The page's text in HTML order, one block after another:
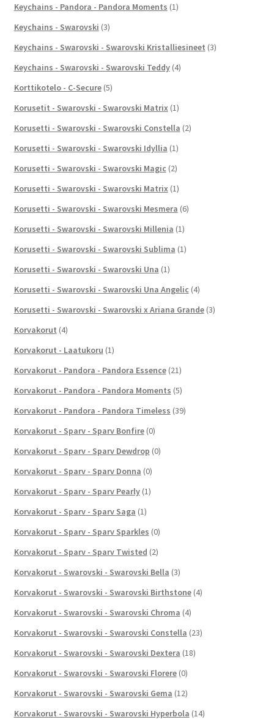
Keychains - Pandora - Pandora Moments (1)
Keychains - Swarovski (3)
Keychains - Swarovski - Swarovski Kristalliesineet (3)
Keychains - Swarovski - Swarovski Teddy (4)
Korttikotelo - C-Secure (5)
Korusetit - Swarovski - Swarovski Matrix (1)
Korusetti - Swarovski - Swarovski Constella (2)
Korusetti - Swarovski - Swarovski Idyllia (1)
Korusetti - Swarovski - Swarovski Magic (2)
Korusetti - Swarovski - Swarovski Matrix (1)
Korusetti - Swarovski - Swarovski Mesmera (6)
Korusetti - Swarovski - Swarovski Millenia (1)
Korusetti - Swarovski - Swarovski Sublima (1)
Korusetti - Swarovski - Swarovski Una (1)
Korusetti - Swarovski - Swarovski Una Angelic (4)
Korusetti - Swarovski - Swarovski x Ariana Grande (3)
Korvakorut (4)
Korvakorut - Laatukoru (1)
Korvakorut - Pandora - Pandora Essence (21)
Korvakorut - Pandora - Pandora Moments (5)
Korvakorut - Pandora - Pandora Timeless (39)
Korvakorut - Sparv - Sparv Bonfire (0)
Korvakorut - Sparv - Sparv Dewdrop (0)
Korvakorut - Sparv - Sparv Donna (0)
Korvakorut - Sparv - Sparv Pearly (1)
Korvakorut - Sparv - Sparv Saga (1)
Korvakorut - Sparv - Sparv Sparkles (0)
Korvakorut - Sparv - Sparv Twisted (2)
Korvakorut - Swarovski - Swarovski Bella (3)
Korvakorut - Swarovski - Swarovski Birthstone (4)
Korvakorut - Swarovski - Swarovski Chroma (4)
Korvakorut - Swarovski - Swarovski Constella (23)
Korvakorut - Swarovski - Swarovski Dextera (18)
Korvakorut - Swarovski - Swarovski Florere (0)
Korvakorut - Swarovski - Swarovski Gema (12)
Korvakorut - Swarovski - Swarovski Hyperbola (14)